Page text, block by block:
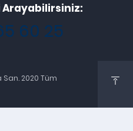
Arayabilirsiniz:
60 25
2020 Tüm